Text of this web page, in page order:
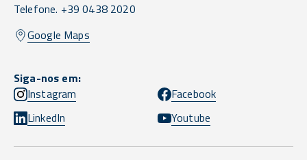
Telefone. +39 0438 2020
Google Maps
Siga-nos em:
Instagram
Facebook
LinkedIn
Youtube